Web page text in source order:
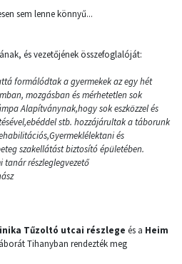
sem lenne könnyű...
és vezetőjének összefoglalóját:
formálódtak a gyermekek az egy hét
mozgásban és mérhetetlen sok
Alapítványnak,hogy sok eszközzel és
stb. hozzájárultak a táborunk
és
szakellátást biztosító épületében.
tanár részleglegvezető
Tűzoltó utcai részlege és a Heim
Tihanyban rendezték meg